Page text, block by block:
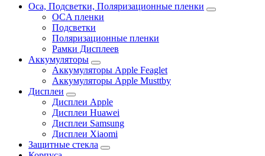
Oca, Подсветки, Поляризационные пленки
OCA пленки
Подсветки
Поляризационные пленки
Рамки Дисплеев
Аккумуляторы
Аккумуляторы Apple Feaglet
Аккумуляторы Apple Musttby
Дисплеи
Дисплеи Apple
Дисплеи Huawei
Дисплеи Samsung
Дисплеи Xiaomi
Защитные стекла